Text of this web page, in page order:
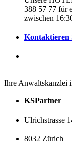
388 57 77 für
zwischen
Kontaktieren
Ihre Anwaltskanzlei
KSPartner
Ulrichstrasse
8032 Zürich